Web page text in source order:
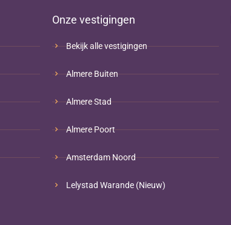
Onze vestigingen
Bekijk alle vestigingen
Almere Buiten
Almere Stad
Almere Poort
Amsterdam Noord
Lelystad Warande (Nieuw)